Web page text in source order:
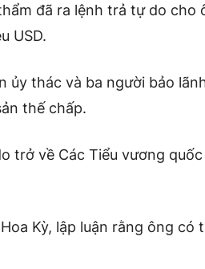
đã ra lệnh trả tự do cho
USD.
ủy thác và ba người bảo
thế chấp.
trở về Các Tiểu vương quốc
Kỳ, lập luận rằng ông có